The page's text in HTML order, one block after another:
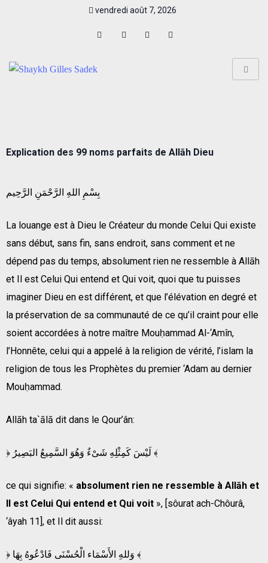
vendredi août 7, 2026
Explication des 99 noms parfaits de Allāh Dieu
بِسْمِ اللهِ الرَّحْمَنِ الرَّحِيم
La louange est à Dieu le Créateur du monde Celui Qui existe
sans début, sans fin, sans endroit, sans comment et ne
dépend pas du temps, absolument rien ne ressemble à Allāh
et Il est Celui Qui entend et Qui voit, quoi que tu puisses
imaginer Dieu en est différent, et que l’élévation en degré et
la préservation de sa communauté de ce qu’il craint pour elle
soient accordées à notre maître Mouḥammad Al-‘Amîn,
l’Honnête, celui qui a appelé à la religion de vérité, l’islam la
religion de tous les Prophètes du premier ‘Adam au dernier
Mouḥammad.
Allāh ta`ālā dit dans le Qour’ân:
﴿ لَيْسَ كَمِثْلِهِ شَىْءٌ وَهُوَ السَّمِيعُ البَصِيرُ ﴾
ce qui signifie: « absolument rien ne ressemble à Allāh et
Il est Celui Qui entend et Qui voit », [sôurat ach-Chôurâ,
‘âyah 11], et Il dit aussi:
﴿ وَللهِ الأَسْمَاء الْحُسْنَى فَادْعُوهُ بِهَا ﴾